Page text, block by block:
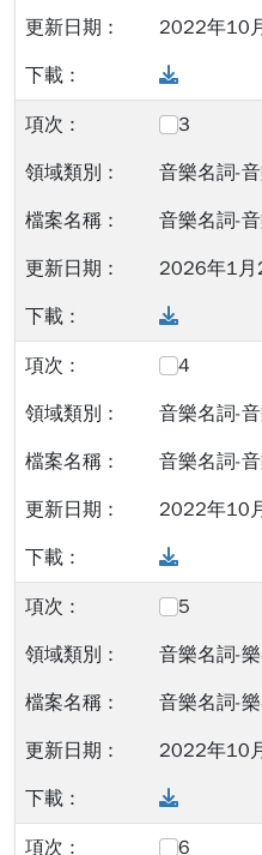
2022年10
Download
3
音樂名詞-
音樂名詞-
2026年1
Download
4
音樂名詞-
音樂名詞-
2022年10
Download
5
音樂名詞-
音樂名詞-
2022年10
Download
6